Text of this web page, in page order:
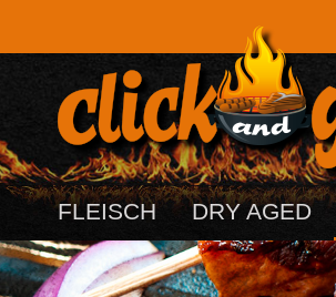
FLEISCH DRY AGED